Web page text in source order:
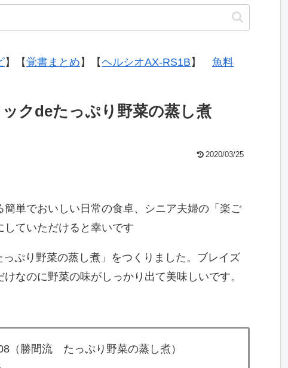
】【覚書まとめ 】【ヘルシオAX-RS1B 】 魚料
クdeたっぷり野菜の蒸し煮
2020/03/25
単でおいしい日常の食卓、シニア夫婦の「楽ご
ていただけると幸いです
ぷり野菜の蒸し煮」をつくりました。ブレイズ
なのに野菜の味がしっかり出て美味しいです。
（勝間流 たっぷり野菜の蒸し煮）